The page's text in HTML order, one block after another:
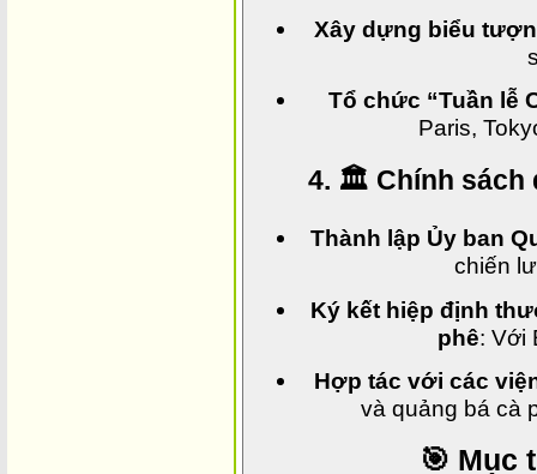
Xây dựng biểu
Tổ chức “Tuần lễ
Paris,
4. 🏛️ Chính sách
Thành lập Ủy ban
chiến
Ký kết hiệp định
phê: Với
Hợp tác với các
và quảng bá cà
🎯 Mục